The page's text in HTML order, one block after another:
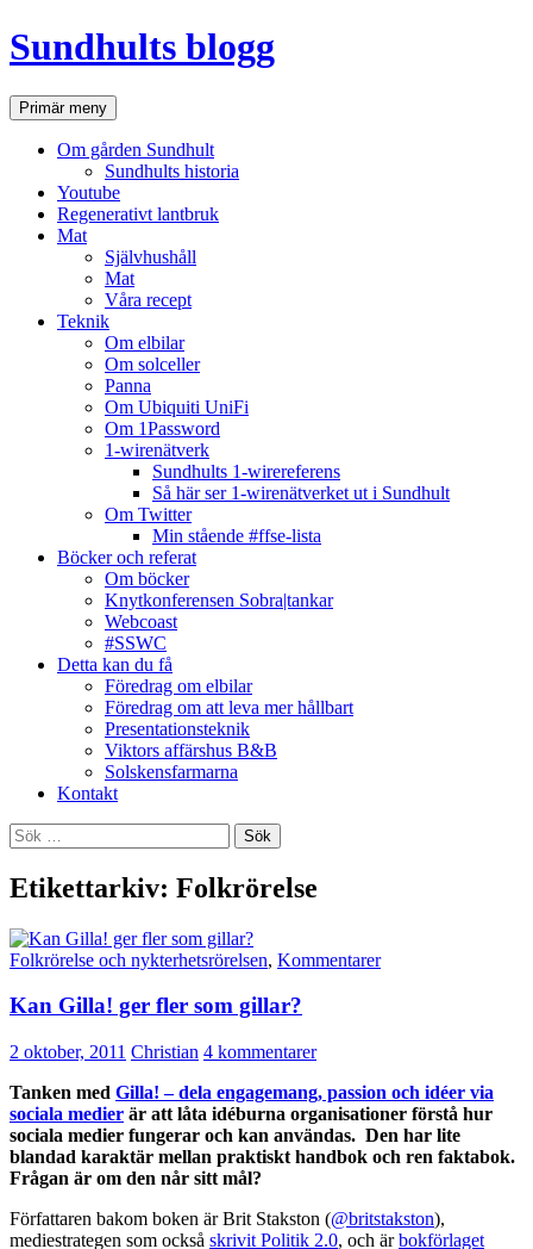
Hoppa
till
Sundhults blogg
SökPrimär meny
Om gården Sundhult
Sundhults historia
Youtube
Regenerativt lantbruk
Mat
Självhushåll
Mat
Våra recept
Teknik
Om elbilar
Om solceller
Panna
Om Ubiquiti UniFi
Om 1Password
1-wirenätverk
Sundhults 1-wirereferens
Så här ser 1-wirenätverket ut i Sundhult
Om Twitter
Min stående #ffse-lista
Böcker och referat
Om böcker
Knytkonferensen Sobra|tankar
Webcoast
#SSWC
Detta kan du få
Föredrag om elbilar
Föredrag om att leva mer hållbart
Presentationsteknik
Viktors affärshus B&B
Solskensfarmarna
Kontakt
Sök
efter:
Etikettarkiv: Folkrörelse
Folkrörelse och nykterhetsrörelsen, Kommentarer
Kan Gilla! ger fler som gillar?
2 oktober, 2011 Christian 4 kommentarer
Tanken med Gilla! – dela engagemang, passion och idéer via
sociala medier är att låta idéburna organisationer förstå hur
sociala medier fungerar och kan användas. Den har lite
blandad karaktär mellan praktiskt handbok och ren faktabok.
Frågan är om den når sitt mål?
Författaren bakom boken är Brit Stakston (@britstakston),
mediestrategen som också skrivit Politik 2.0, och ärbokförlaget